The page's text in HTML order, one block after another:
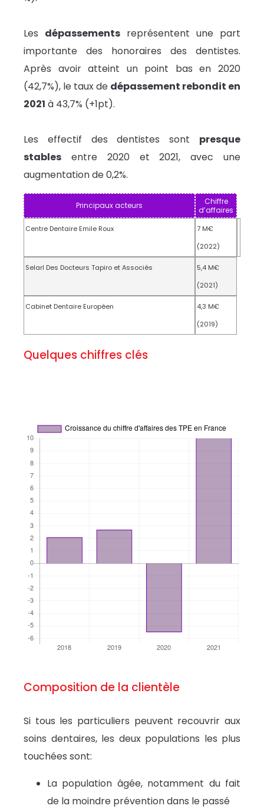
Les dépassements représentent une part
importante des honoraires des dentistes.
Après avoir atteint un point bas en 2020
(42,7%), le taux de dépassement rebondit en
2021 à 43,7% (+1pt).
Les effectif des dentistes sont presque
stables entre 2020 et 2021, avec une
augmentation de 0,2%.
Principaux acteurs
Chiffre
d’affaires
Centre Dentaire Emile Roux
7 M€
(2022)
Selarl Des Docteurs Tapiro et Associés
5,4 M€
(2021)
Cabinet Dentaire Européen
4,3 M€
(2019)
Quelques chiffres clés
Composition de la clientèle
Si tous les particuliers peuvent recouvrir aux
soins dentaires, les deux populations les plus
touchées sont:
La population âgée, notamment du fait
de la moindre prévention dans le passé